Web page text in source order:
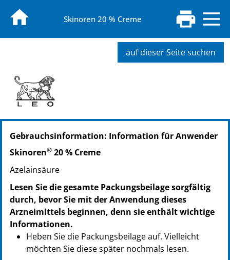
Skinoren 20 % Creme
auf dieser Seite suchen
PZN: 03886814
PPN: 110388681423
NTIN: 04150038868144
PPN: 110388682086
NTIN: 04150038868205
Gebrauchsinformation: Information für Anwender
Skinoren® 20 % Creme
Azelainsäure
Lesen Sie die gesamte Packungsbeilage sorgfältig
durch, bevor Sie mit der Anwendung dieses
Arzneimittels beginnen, denn sie enthält wichtige
Informationen.
Heben Sie die Packungsbeilage auf. Vielleicht
möchten Sie diese später nochmals lesen.